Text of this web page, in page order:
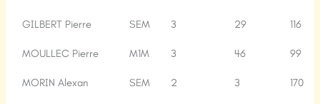
GILBERT Pierre SEM 3 29 116
MOULLEC Pierre M1M 3 46 99
MORIN Alexan SEM 2 3 170